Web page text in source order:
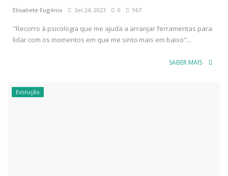
Elisabete Eugénio Set 24, 2023 0 967
"Recorro à psicologia que me ajuda a arranjar ferramentas para
lidar com os momentos em que me sinto mais em baixo"...
SABER MAIS
Evolução